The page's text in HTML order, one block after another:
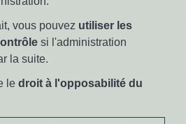
vous pouvez utiliser les
si l'administration
la suite.
le droit à l'opposabilité du